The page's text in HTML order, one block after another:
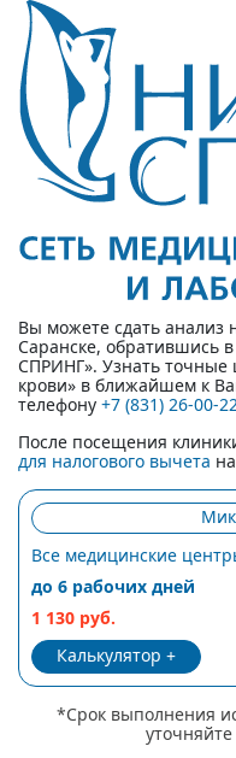
Вы можете сдать анализ
Саранске, обратившись
СПРИНГ». Узнать
крови» в ближайшем к
телефону +7 (831) 26-00-
После посещения
для налогового вычета
Все медицинские
до 6 рабочих дней
1 130 руб.
Калькулятор
*Срок выполнения